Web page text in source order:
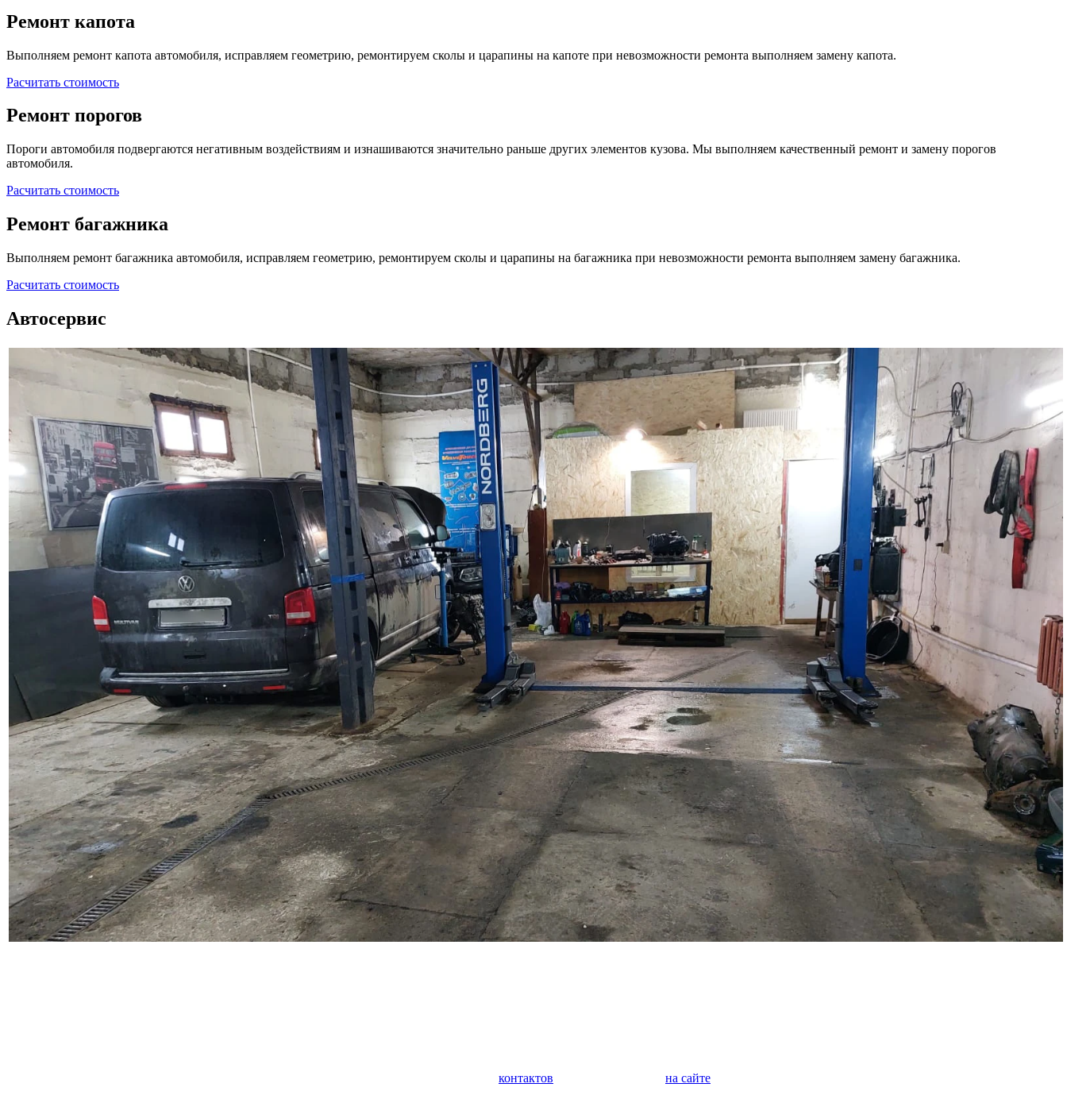
Ремонт капота
Выполняем ремонт капота автомобиля, исправляем геометрию, ремонтируем сколы и царапины на капоте при невозможности ремонта выполняем замену капота.
Расчитать стоимость
Ремонт порогов
Пороги автомобиля подвергаются негативным воздействиям и изнашиваются значительно раньше других элементов кузова. Мы выполняем качественный ремонт и замену порогов
автомобиля.
Расчитать стоимость
Ремонт багажника
Выполняем ремонт багажника автомобиля, исправляем геометрию, ремонтируем сколы и царапины на багажника при невозможности ремонта выполняем замену багажника.
Расчитать стоимость
Автосервис
контактов на сайте